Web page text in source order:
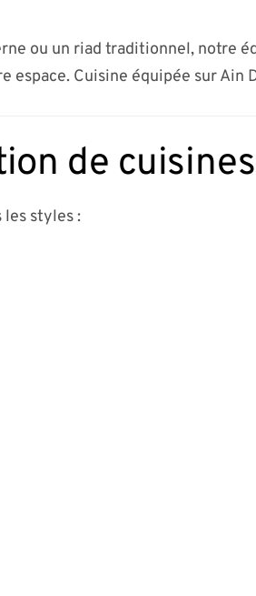
ou un riad traditionnel, notre
espace. Cuisine équipée sur Ain
de cuisines
styles :